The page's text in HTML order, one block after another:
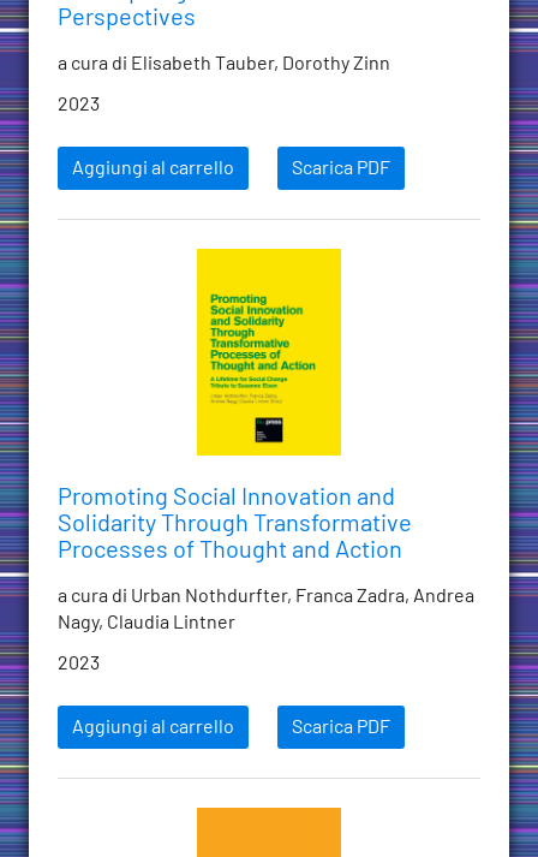
Perspectives
a cura di Elisabeth Tauber, Dorothy Zinn
2023
Aggiungi al carrello Scarica PDF
Promoting Social Innovation and
Solidarity Through Transformative
Processes of Thought and Action
a cura di Urban Nothdurfter, Franca Zadra, Andrea
Nagy, Claudia Lintner
2023
Aggiungi al carrello Scarica PDF